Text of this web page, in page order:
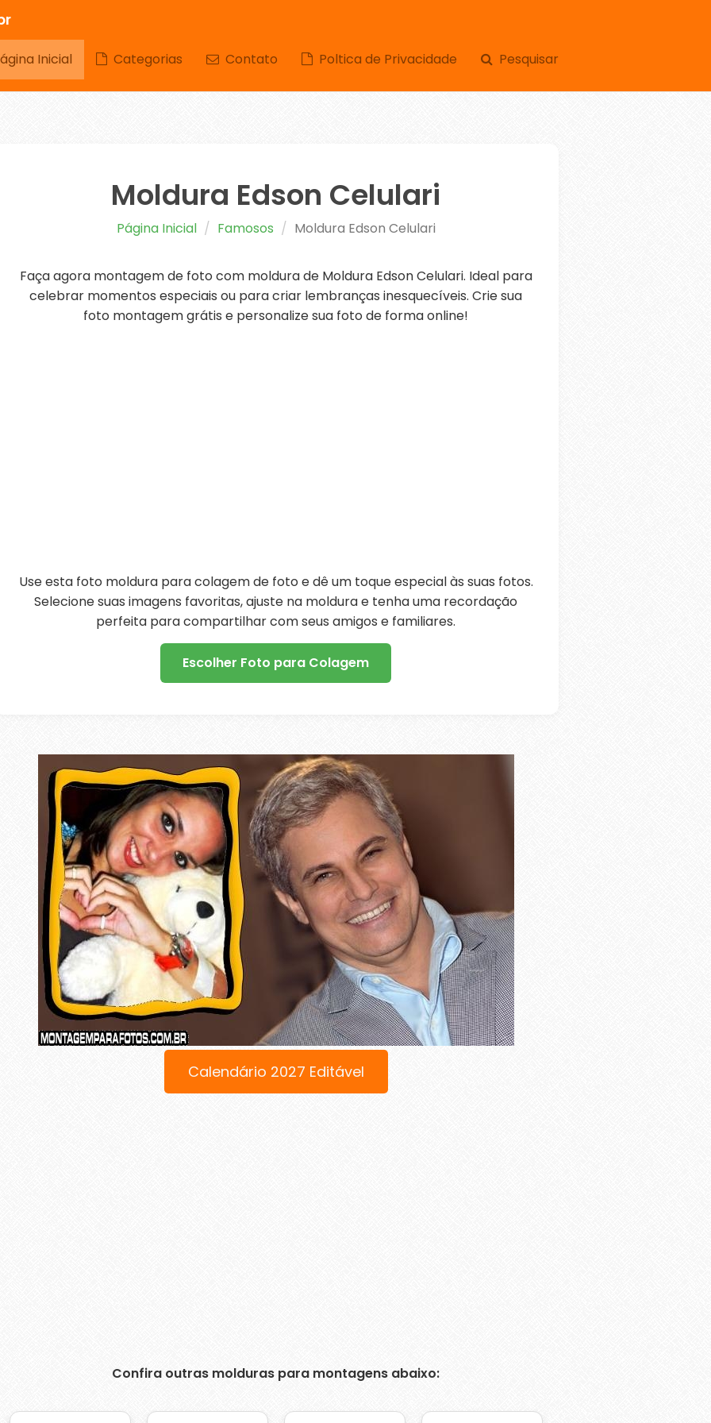
Inicial Categorias Contato Poltica de Privacidade Pesquisar
Moldura Edson Celulari
Página Inicial Famosos Moldura Edson Celulari
Faça agora montagem de foto com moldura de Moldura Edson Celulari. Ideal para
celebrar momentos especiais ou para criar lembranças inesquecíveis. Crie sua
foto montagem grátis e personalize sua foto de forma online!
Use esta foto moldura para colagem de foto e dê um toque especial às suas fotos.
Selecione suas imagens favoritas, ajuste na moldura e tenha uma recordação
perfeita para compartilhar com seus amigos e familiares.
Escolher Foto para Colagem
Calendário 2027 Editável
Confira outras molduras para montagens abaixo: